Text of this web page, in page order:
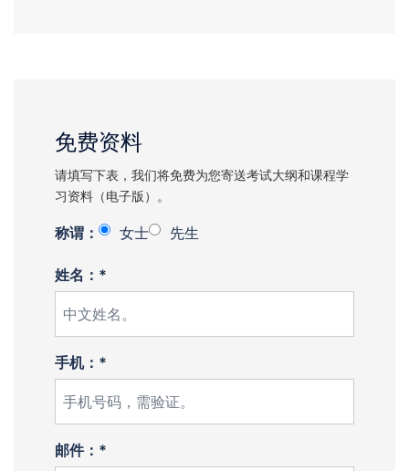
免费资料
请填写下表，我们将免费为您寄送考试大纲和课程学
习资料（电子版）。
称谓： 女士 先生
姓名：*
手机：*
邮件：*